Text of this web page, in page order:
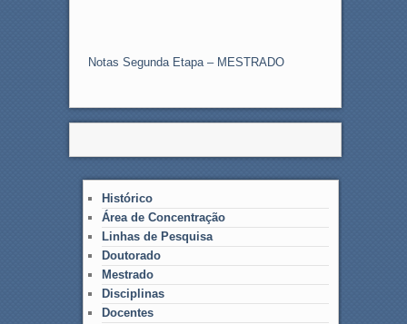
Notas Segunda Etapa – MESTRADO
Histórico
Área de Concentração
Linhas de Pesquisa
Doutorado
Mestrado
Disciplinas
Docentes